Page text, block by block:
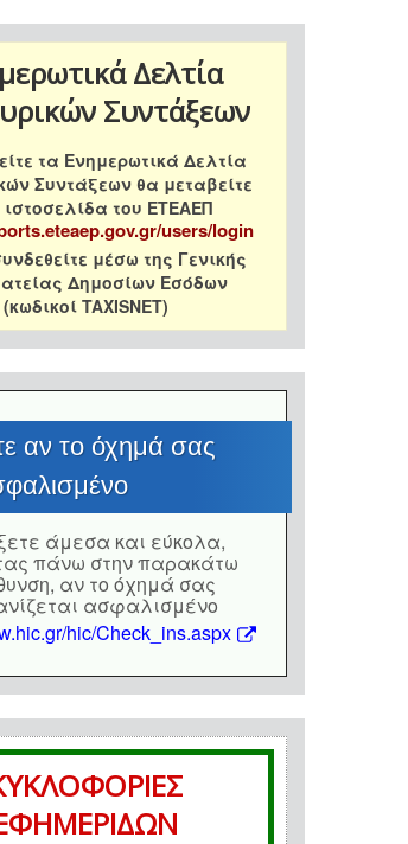
Δελτία
Συντάξεων
τα Ενημερωτικά Δελτία
Συντάξεων θα μεταβείτε
ιστοσελίδα του ΕΤΕΑΕΠ
users/login
μέσω της Γενικής
Δημοσίων Εσόδων
(κωδικοί TAXISNET)
αν το όχημά σας
άμεσα και εύκολα,
πάνω στην παρακάτω
αν το όχημά σας
ασφαλισμένο
hic/Check_ins.aspx